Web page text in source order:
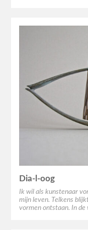
Dia-l-oog
Ik wil als kunstenaar
mijn leven. Telkens
vormen ontstaan. In